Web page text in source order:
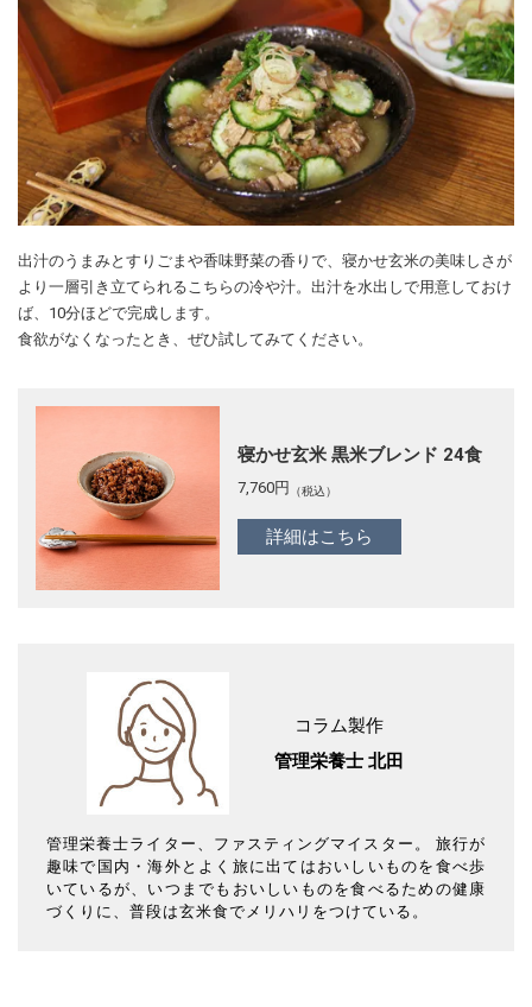
出汁のうまみとすりごまや香味野菜の香りで、寝かせ玄米の美味しさが
より一層引き立てられるこちらの冷や汁。出汁を水出しで用意しておけ
ば、10分ほどで完成します。
食欲がなくなったとき、ぜひ試してみてください。
寝かせ玄米 黒米ブレンド 24食
7,760円 （税込）
詳細はこちら
コラム製作
管理栄養士 北田
管理栄養士ライター、ファスティングマイスター。 旅行が
趣味で国内・海外とよく旅に出てはおいしいものを食べ歩
いているが、いつまでもおいしいものを食べるための健康
づくりに、普段は玄米食でメリハリをつけている。